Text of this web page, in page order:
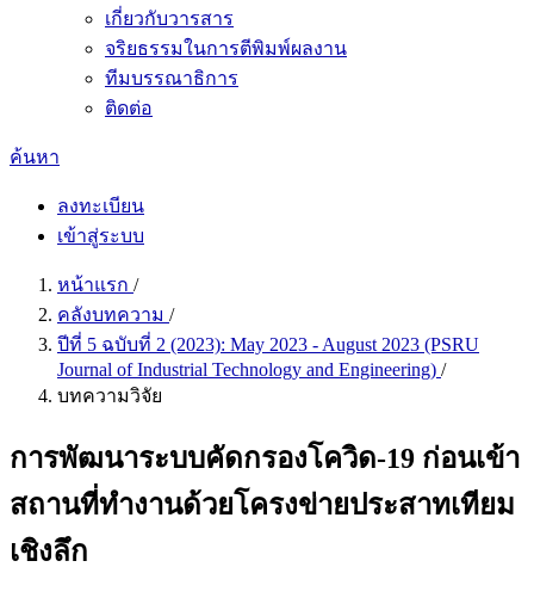
เกี่ยวกับวารสาร
จริยธรรมในการตีพิมพ์ผลงาน
ทีมบรรณาธิการ
ติดต่อ
ค้นหา
ลงทะเบียน
เข้าสู่ระบบ
หน้าแรก /
คลังบทความ /
ปีที่ 5 ฉบับที่ 2 (2023): May 2023 - August 2023 (PSRU
Journal of Industrial Technology and Engineering) /
บทความวิจัย
การพัฒนาระบบคัดกรองโควิด-19 ก่อนเข้า
สถานที่ทำงานด้วยโครงข่ายประสาทเทียม
เชิงลึก